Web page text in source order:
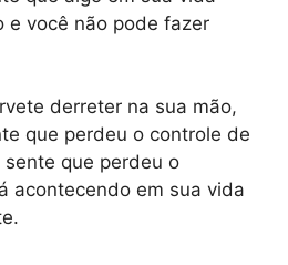
e você não pode fazer
derreter na sua mão,
que perdeu o controle de
que perdeu o
acontecendo em sua vida